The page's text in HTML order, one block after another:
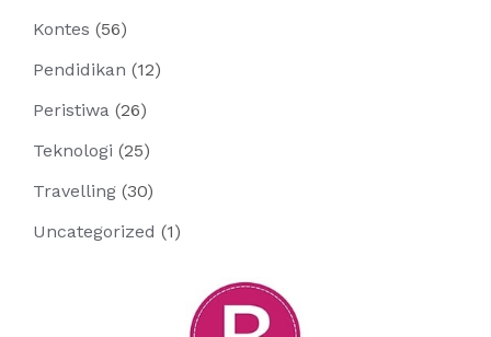
Kontes (56)
Pendidikan (12)
Peristiwa (26)
Teknologi (25)
Travelling (30)
Uncategorized (1)